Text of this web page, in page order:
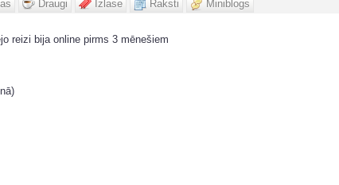
Draugi Izlase Raksti Miniblogs
reizi bija online pirms 3 mēnešiem